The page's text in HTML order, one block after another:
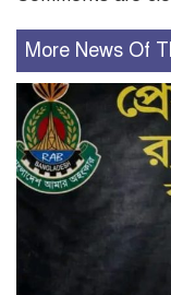
More News Of